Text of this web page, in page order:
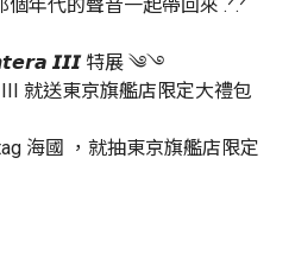
年代的聲音一起帶回來 .ᐟ.ᐟ
𝙄𝙄𝙄 特展 ༄࿓
就送東京旗艦店限定大禮包
海國 ，就抽東京旗艦店限定